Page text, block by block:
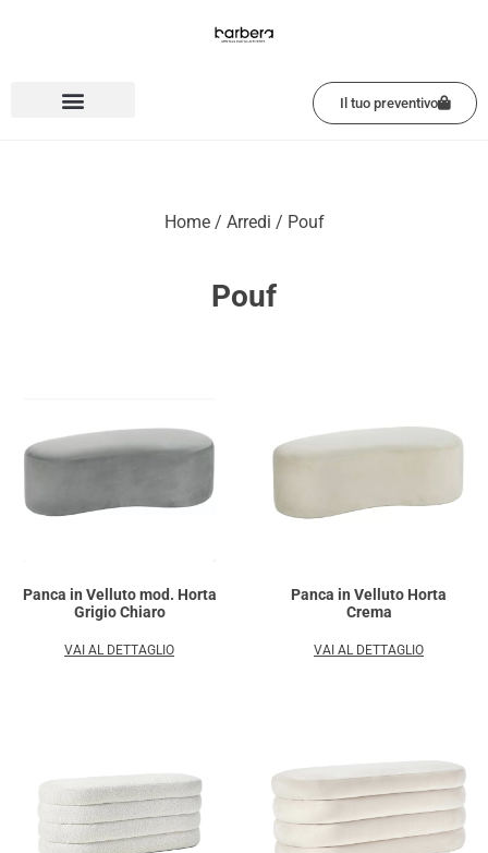
Il tuo preventivo
Home/ Arredi / Pouf
Pouf
Panca in Velluto mod. Horta
Grigio Chiaro
VAI AL DETTAGLIO
Panca in Velluto Horta
Crema
VAI AL DETTAGLIO